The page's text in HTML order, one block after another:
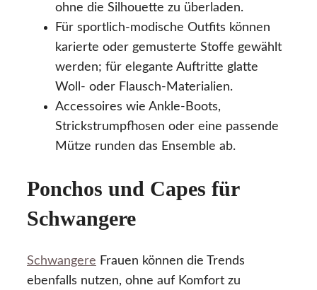
ohne die Silhouette zu überladen.
Für sportlich-modische Outfits können
karierte oder gemusterte Stoffe gewählt
werden; für elegante Auftritte glatte
Woll- oder Flausch-Materialien.
Accessoires wie Ankle-Boots,
Strickstrumpfhosen oder eine passende
Mütze runden das Ensemble ab.
Ponchos und Capes für
Schwangere
Schwangere Frauen können die Trends
ebenfalls nutzen, ohne auf Komfort zu